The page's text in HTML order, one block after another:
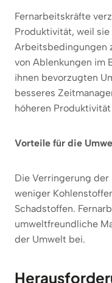
Fernarbeitskräfte
Produktivität, weil
Arbeitsbedingungen
von Ablenkungen im
ihnen bevorzugten
besseres
höheren
Vorteile für die
Die Verringerung
weniger
Schadstoffen.
umweltfreundliche
der Umwelt bei.